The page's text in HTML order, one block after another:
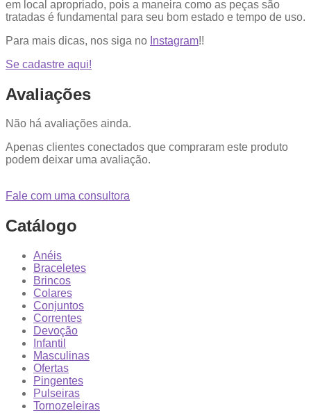
em local apropriado, pois a maneira como as peças são
tratadas é fundamental para seu bom estado e tempo de uso.
Para mais dicas, nos siga no Instagram!!
Se cadastre aqui!
Avaliações
Não há avaliações ainda.
Apenas clientes conectados que compraram este produto
podem deixar uma avaliação.
Fale com uma consultora
Catálogo
Anéis
Braceletes
Brincos
Colares
Conjuntos
Correntes
Devoção
Infantil
Masculinas
Ofertas
Pingentes
Pulseiras
Tornozeleiras